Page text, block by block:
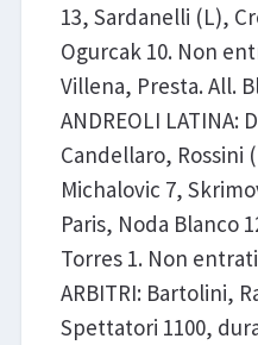
13, Sardanelli (L),
Ogurcak 10. Non
Villena, Presta. All.
ANDREOLI LATINA:
Candellaro, Rossini
Michalovic 7,
Paris, Noda Blanco
Torres 1. Non
ARBITRI: Bartolini,
Spettatori 1100,